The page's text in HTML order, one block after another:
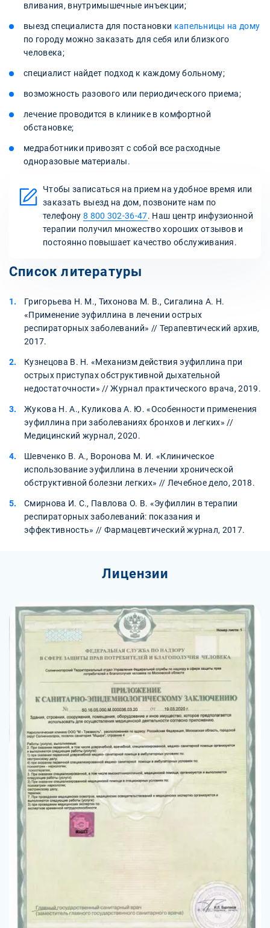
вливания, внутримышечные инъекции;
выезд специалиста для постановки капельницы на дому
по городу можно заказать для себя или близкого
человека;
специалист найдет подход к каждому больному;
возможность разового или периодического приема;
лечение проводится в клинике в комфортной
обстановке;
медработники привозят с собой все расходные
одноразовые материалы.
Чтобы записаться на прием на удобное время или
заказать выезд на дом, позвоните нам по
телефону 8 800 302-36-47. Наш центр инфузионной
терапии получил множество хороших отзывов и
постоянно повышает качество обслуживания.
Список литературы
Григорьева Н. М., Тихонова М. В., Сигалина А. Н.
«Применение эуфиллина в лечении острых
респираторных заболеваний» // Терапевтический архив,
2017.
Кузнецова В. Н. «Механизм действия эуфиллина при
острых приступах обструктивной дыхательной
недостаточности» // Журнал практического врача, 2019.
Жукова Н. А., Куликова А. Ю. «Особенности применения
эуфиллина при заболеваниях бронхов и легких» //
Медицинский журнал, 2020.
Шевченко В. А., Воронова М. И. «Клиническое
использование эуфиллина в лечении хронической
обструктивной болезни легких» // Лечебное дело, 2018.
Смирнова И. С., Павлова О. В. «Эуфиллин в терапии
респираторных заболеваний: показания и
эффективность» // Фармацевтический журнал, 2017.
Лицензии